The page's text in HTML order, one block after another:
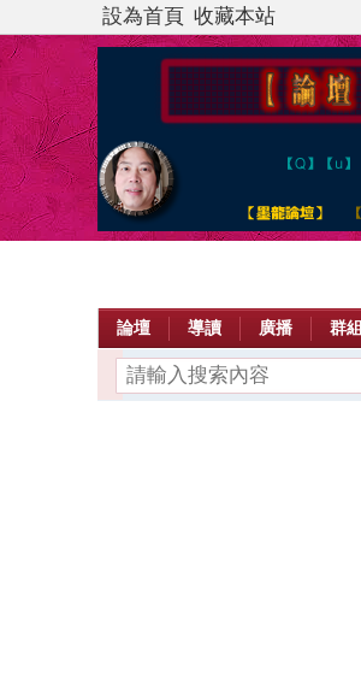
設為首頁 收藏本站
論壇 導讀 廣播 群組